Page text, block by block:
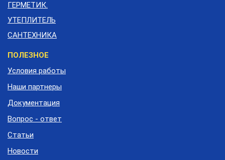
ГЕРМЕТИК.
УТЕПЛИТЕЛЬ
САНТЕХНИКА
Меню
подвала
ПОЛЕЗНОЕ
Условия работы
Наши партнеры
Документация
Вопрос - ответ
Статьи
Новости